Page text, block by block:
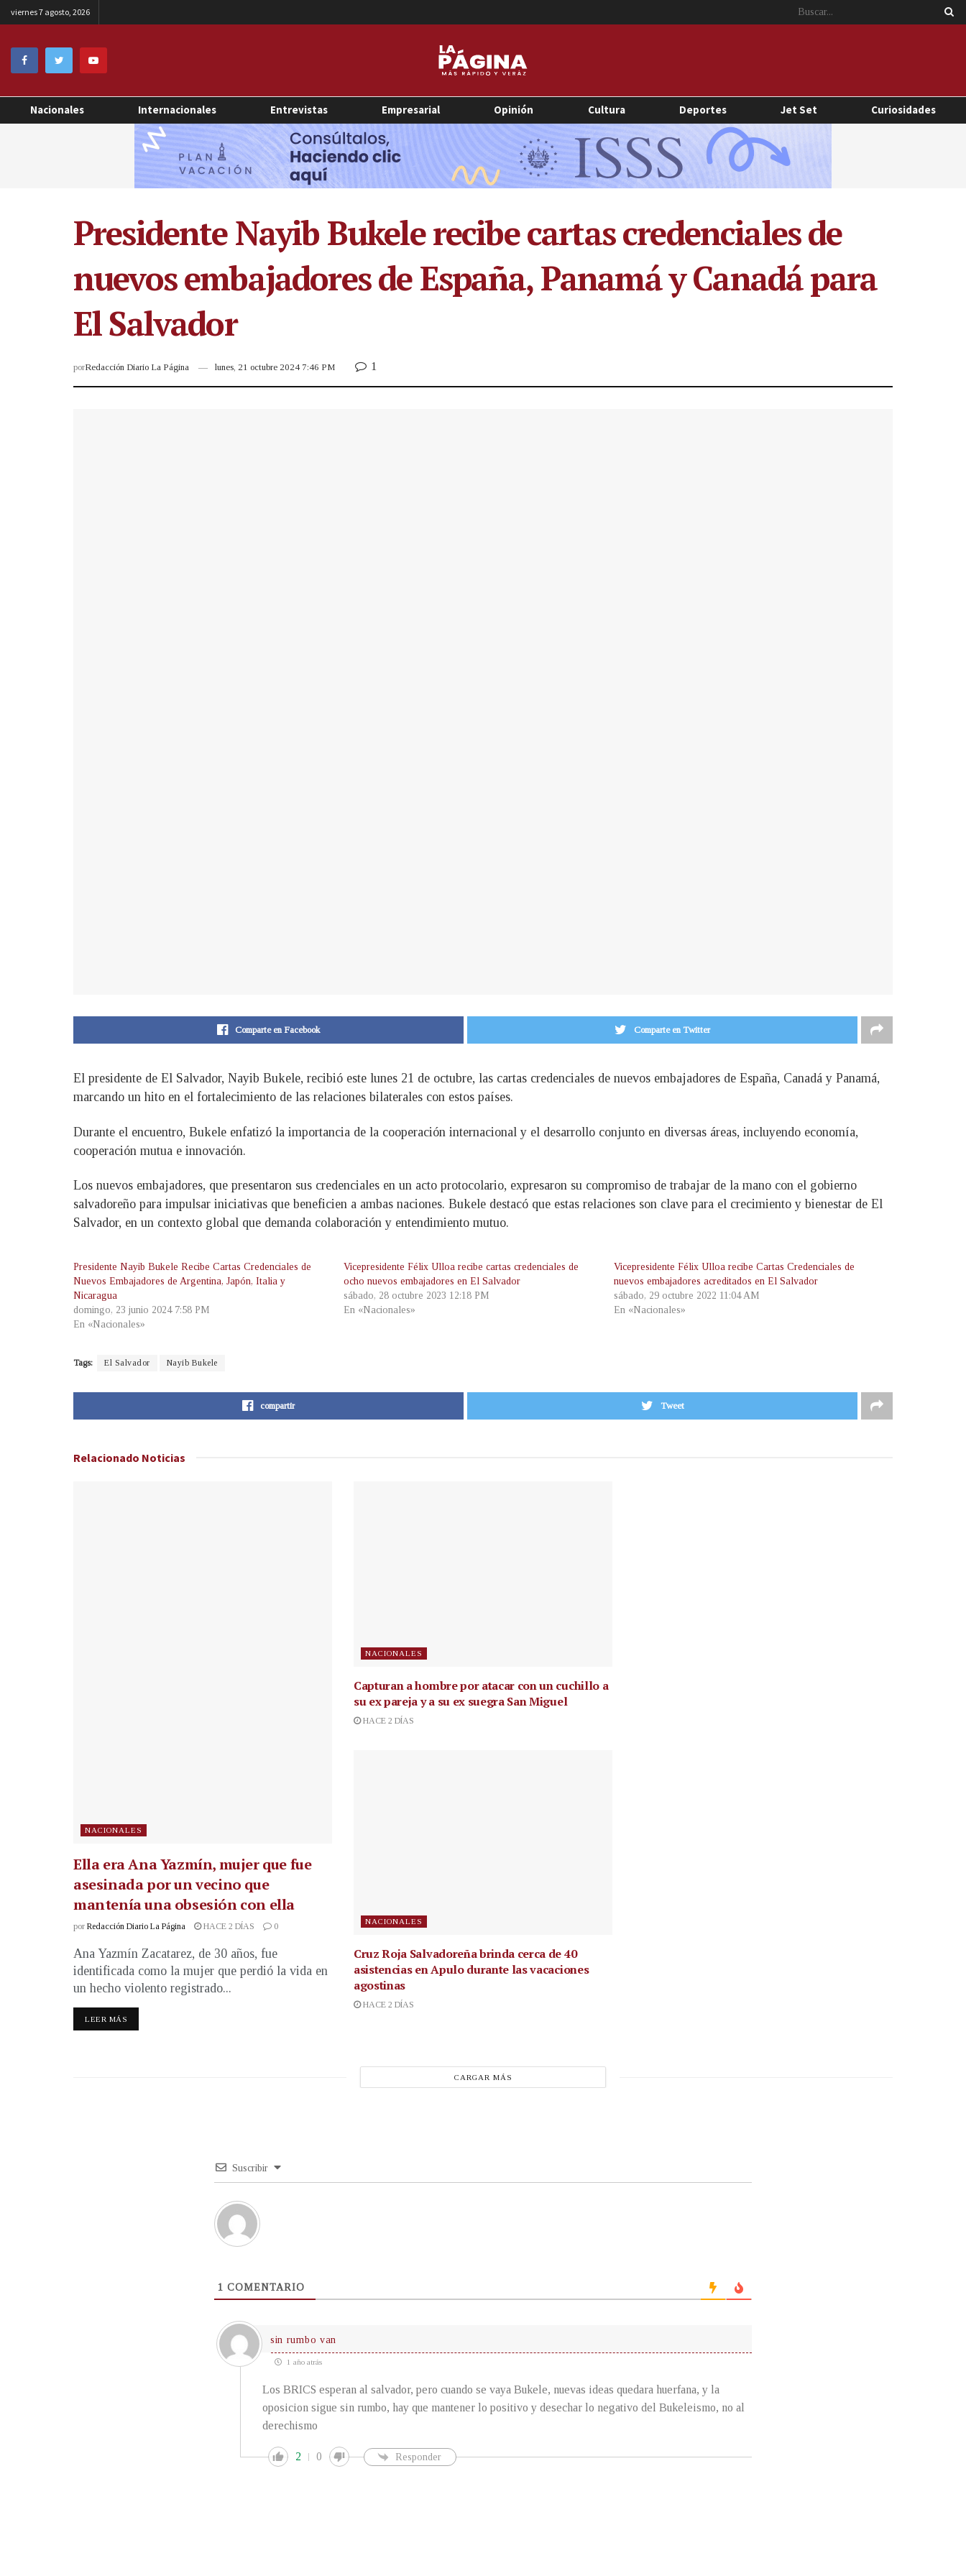
viernes 7 agosto, 2026
Nacionales Internacionales Entrevistas Empresarial Opinión Cultura Deportes Jet Set Curiosidades
Presidente Nayib Bukele recibe cartas credenciales de
nuevos embajadores de España, Panamá y Canadá para
El Salvador
porRedacción Diario La Página lunes, 21 octubre 2024 7:46 PM 1
Comparte en Facebook Comparte en Twitter
El presidente de El Salvador, Nayib Bukele, recibió este lunes 21 de octubre, las cartas credenciales de nuevos embajadores de España, Canadá y Panamá,
marcando un hito en el fortalecimiento de las relaciones bilaterales con estos países.
Durante el encuentro, Bukele enfatizó la importancia de la cooperación internacional y el desarrollo conjunto en diversas áreas, incluyendo economía,
cooperación mutua e innovación.
Los nuevos embajadores, que presentaron sus credenciales en un acto protocolario, expresaron su compromiso de trabajar de la mano con el gobierno
salvadoreño para impulsar iniciativas que beneficien a ambas naciones. Bukele destacó que estas relaciones son clave para el crecimiento y bienestar de El
Salvador, en un contexto global que demanda colaboración y entendimiento mutuo.
Presidente Nayib Bukele Recibe Cartas Credenciales de
Nuevos Embajadores de Argentina, Japón, Italia y
Nicaragua
domingo, 23 junio 2024 7:58 PM
En «Nacionales»
Vicepresidente Félix Ulloa recibe cartas credenciales de
ocho nuevos embajadores en El Salvador
sábado, 28 octubre 2023 12:18 PM
En «Nacionales»
Vicepresidente Félix Ulloa recibe Cartas Credenciales de
nuevos embajadores acreditados en El Salvador
sábado, 29 octubre 2022 11:04 AM
En «Nacionales»
Tags: El Salvador Nayib Bukele
compartir Tweet
Relacionado Noticias
NACIONALES
Ella era Ana Yazmín, mujer que fue
asesinada por un vecino que
mantenía una obsesión con ella
por Redacción Diario La Página HACE 2 DÍAS 0
Ana Yazmín Zacatarez, de 30 años, fue
identificada como la mujer que perdió la vida en
un hecho violento registrado...
LEER MÁS
NACIONALES
Capturan a hombre por atacar con un cuchillo a
su ex pareja y a su ex suegra San Miguel
HACE 2 DÍAS
NACIONALES
Cruz Roja Salvadoreña brinda cerca de 40
asistencias en Apulo durante las vacaciones
agostinas
HACE 2 DÍAS
CARGAR MÁS
Suscribir
1 COMENTARIO
sin rumbo van
1 año atrás
Los BRICS esperan al salvador, pero cuando se vaya Bukele, nuevas ideas quedara huerfana, y la
oposicion sigue sin rumbo, hay que mantener lo positivo y desechar lo negativo del Bukeleismo, no al
derechismo
2 0 Responder